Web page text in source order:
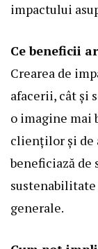
impactului
Ce beneficii
Crearea de
afacerii, cât și
o imagine mai
clienților și de
beneficiază de
generale.